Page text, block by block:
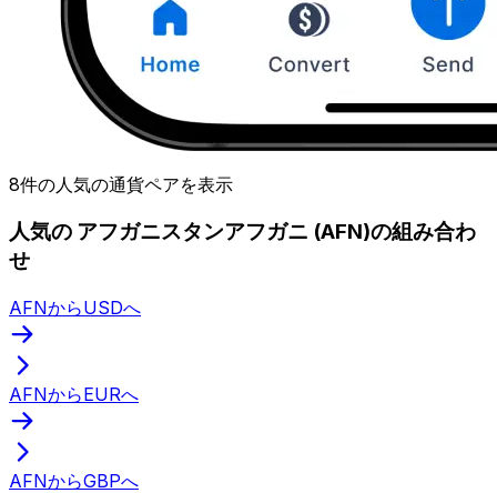
8件の人気の通貨ペアを表示
人気の アフガニスタンアフガニ (AFN)の組み合わ
せ
AFNからUSDへ
AFNからEURへ
AFNからGBPへ